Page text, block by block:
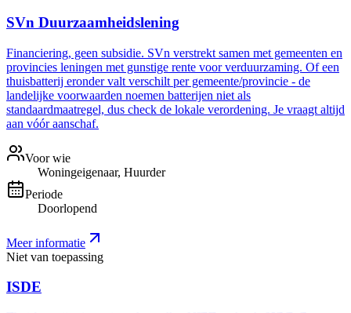
SVn Duurzaamheidslening
Financiering, geen subsidie. SVn verstrekt samen met gemeenten en
provincies leningen met gunstige rente voor verduurzaming. Of een
thuisbatterij eronder valt verschilt per gemeente/provincie - de
landelijke voorwaarden noemen batterijen niet als
standaardmaatregel, dus check de lokale verordening. Je vraagt altijd
aan vóór aanschaf.
Voor wie
Woningeigenaar, Huurder
Periode
Doorlopend
Meer informatie
Niet van toepassing
ISDE